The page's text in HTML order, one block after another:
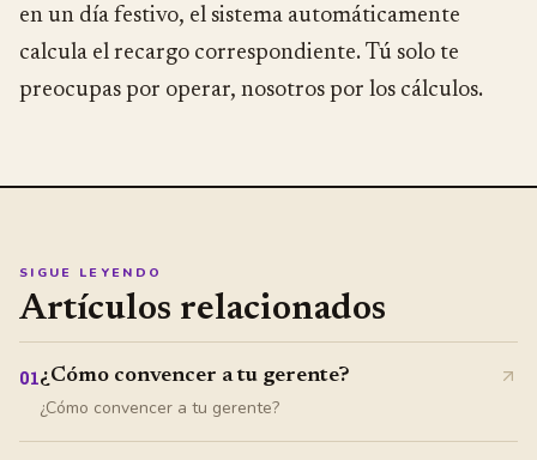
en un día festivo, el sistema automáticamente
calcula el recargo correspondiente. Tú solo te
preocupas por operar, nosotros por los cálculos.
SIGUE LEYENDO
Artículos relacionados
01¿Cómo convencer a tu gerente?
¿Cómo convencer a tu gerente?